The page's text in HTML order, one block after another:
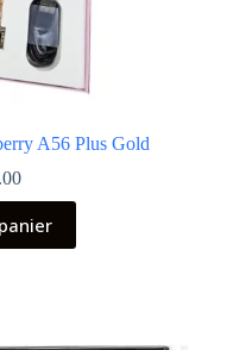
A56 Plus Gold